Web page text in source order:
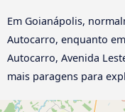
Em Goianápolis,
Autocarro, enquanto
Autocarro, Avenida
mais paragens para